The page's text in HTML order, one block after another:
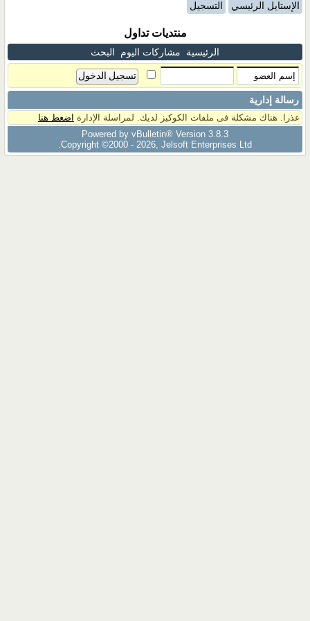
الإستايل الرئيسي التسجيل
منتديات تداول
الرئيسية مشاركات اليوم البحث
رسالة إدارية
عذرا. هناك مشكلة فى ملفات الكوكيز لديك. لمراسلة الإدارة اضغط هنا
Powered by vBulletin® Version 3.8.3
Copyright ©2000 - 2026, Jelsoft Enterprises Ltd.